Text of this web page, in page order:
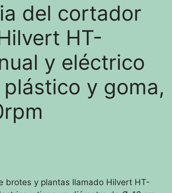
del cortador
HT-
y eléctrico
y goma,
brotes y plantas llamado Hilvert HT-